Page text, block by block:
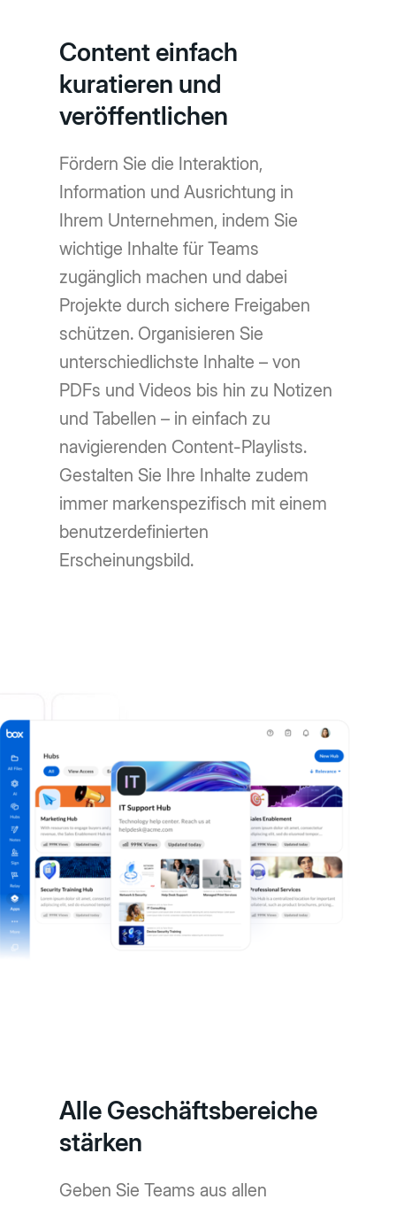
Content einfach
kuratieren und
veröffentlichen
Fördern Sie die Interaktion,
Information und Ausrichtung in
Ihrem Unternehmen, indem Sie
wichtige Inhalte für Teams
zugänglich machen und dabei
Projekte durch sichere Freigaben
schützen. Organisieren Sie
unterschiedlichste Inhalte – von
PDFs und Videos bis hin zu Notizen
und Tabellen – in einfach zu
navigierenden Content-Playlists.
Gestalten Sie Ihre Inhalte zudem
immer markenspezifisch mit einem
benutzerdefinierten
Erscheinungsbild.
Alle Geschäftsbereiche
stärken
Geben Sie Teams aus allen